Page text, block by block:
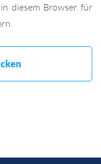
diesem Browser für